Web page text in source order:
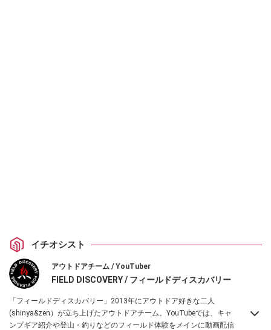
イチオシスト
アウトドアチーム / YouTuber
FIELD DISCOVERY / フィールドディスカバリー
「フィールドディスカバリー」2013年にアウトドア好きな二人
(shinya&zen）が立ち上げたアウトドアチーム。YouTubeでは、キャ
ンプギア紹介や登山・釣りなどのフィールド体験をメインに動画配信